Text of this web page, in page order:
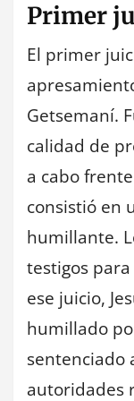
Primer
El primer
Getsemaní.
calidad de
a cabo
consistió en
humillante.
testigos
ese juicio,
humillado
sentenciado
autoridades